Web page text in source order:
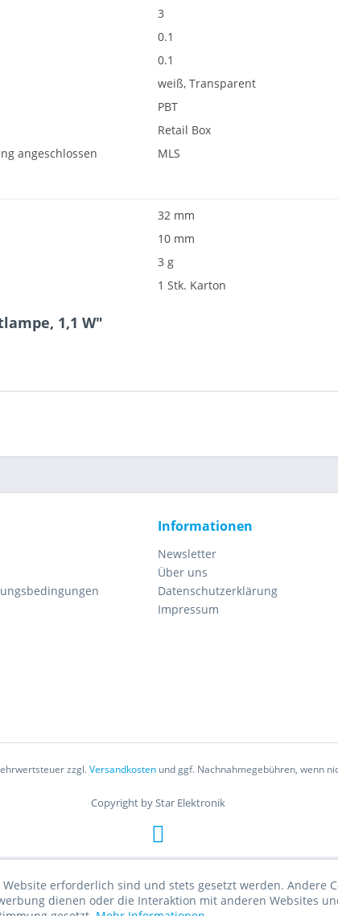
3
0.1
0.1
weiß, Transparent
PBT
Retail Box
angeschlossen
MLS
32 mm
10 mm
3 g
1 Stk. Karton
1,1 W"
Informationen
Newsletter
Über uns
Datenschutzerklärung
Impressum
zzgl.Versandkostenund ggf. Nachnahmegebühren, wenn
Copyright by Star Elektronik
erforderlich sind und stets gesetzt werden. Andere
dienen oder die Interaktion mit anderen Websites